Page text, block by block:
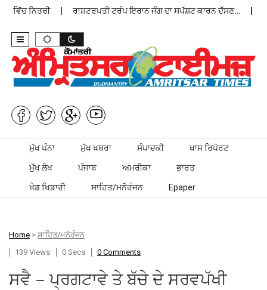
ਨਿਤਰੀ ਰਾਸ਼ਟਰਪਤੀ ਟਰੰਪ ਇਰਾਨ ਜੰਗ ਦਾ ਸਪੱਸ਼ਟ ਕਾਰਨ ਦੱਸਣ…
Skip to content
ਮੁੱਖ ਪੰਨਾ ਮੁੱਖ ਖਬਰਾ ਸੰਪਾਦਕੀ ਖਾਸ ਰਿਪੋਰਟ
ਮੁੱਖ ਲੇਖ ਪੰਜਾਬ ਅਮਰੀਕਾ ਭਾਰਤ
ਖੇਡ ਖਿਡਾਰੀ ਸਾਹਿਤ/ਮਨੋਰੰਜਨ Epaper
Home > ਸਾਹਿਤ/ਮਨੋਰੰਜਨ
139 Views
0 Secs 0 Comments
ਸਵੈ – ਪ੍ਰਗਟਾਵੇ ਤੇ ਬੱਚੇ ਦੇ ਸਰਵਪੱਖੀ